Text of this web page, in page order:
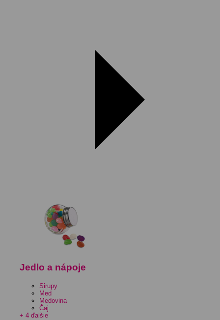
Jedlo a nápoje
Sirupy
Med
Medovina
Čaj
+ 4 ďalšie